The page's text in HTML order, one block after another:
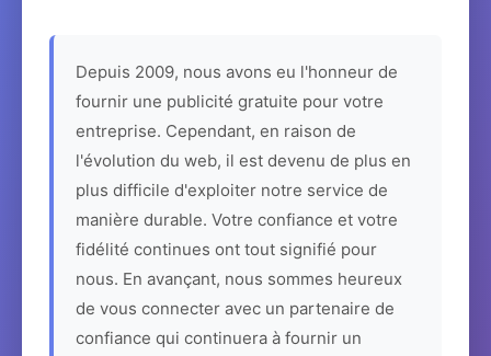
Depuis 2009, nous avons eu l'honneur de
fournir une publicité gratuite pour votre
entreprise. Cependant, en raison de
l'évolution du web, il est devenu de plus en
plus difficile d'exploiter notre service de
manière durable. Votre confiance et votre
fidélité continues ont tout signifié pour
nous. En avançant, nous sommes heureux
de vous connecter avec un partenaire de
confiance qui continuera à fournir un